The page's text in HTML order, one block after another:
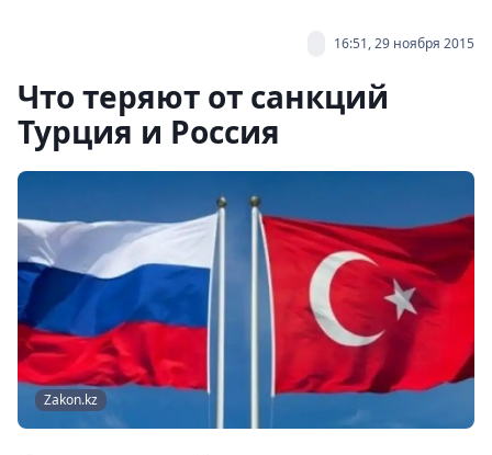
16:51, 29 ноября 2015
Что теряют от санкций
Турция и Россия
Zakon.kz